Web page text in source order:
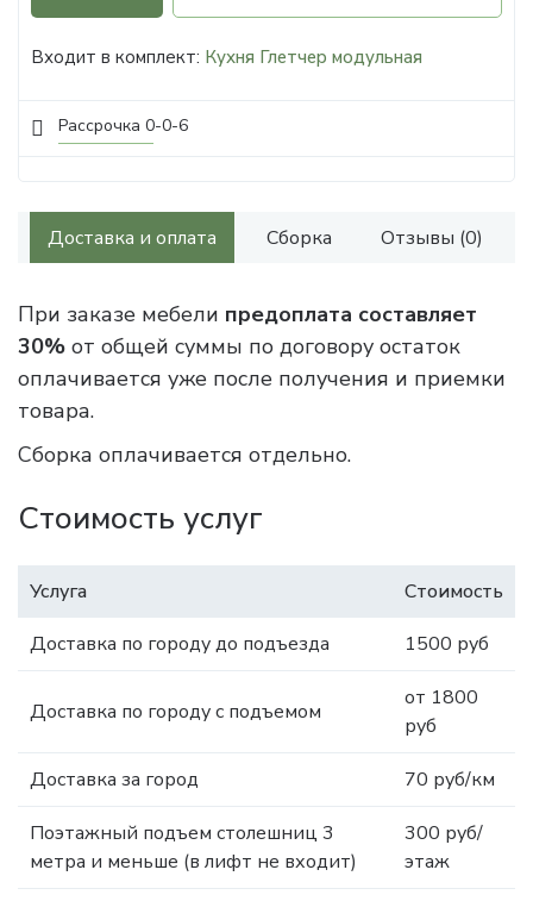
Рассрочка 0-0-6
Входит в комплект: Кухня Глетчер модульная
Доставка и оплата Сборка Отзывы (0)
При заказе мебели предоплата составляет
30% от общей суммы по договору остаток
оплачивается уже после получения и приемки
товара.
Сборка оплачивается отдельно.
Стоимость услуг
Услуга
Стоимость
Доставка по городу до подъезда
1500 руб
Доставка по городу с подъемом
от 1800
руб
Доставка за город 70 руб/км
Поэтажный подъем столешниц 3
метра и меньше (в лифт не входит)
300 руб/
этаж